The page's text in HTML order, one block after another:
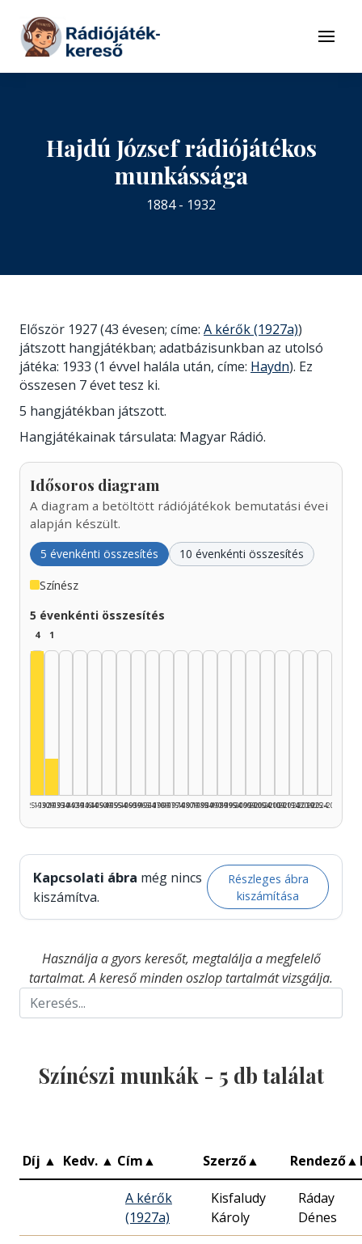
Tovább a tartalomhoz
Menü
Hajdú József rádiójátékos
munkássága
1884 - 1932
Először 1927 (43 évesen; címe: A kérők (1927a))
játszott hangjátékban; adatbázisunkban az utolsó
játéka: 1933 (1 évvel halála után, címe: Haydn). Ez
összesen 7 évet tesz ki.
5 hangjátékban játszott.
Hangjátékainak társulata: Magyar Rádió.
Idősoros diagram
A diagram a betöltött rádiójátékok bemutatási évei
alapján készült.
5 évenkénti összesítés 10 évenkénti összesítés
Színész
5 évenkénti összesítés
4
1925–1929
1
1930–1934
1935–1939
1940–1944
1945–1949
1950–1954
1955–1959
1960–1964
1965–1969
1970–1974
1975–1979
1980–1984
1985–1989
1990–1994
1995–1999
2000–2004
2005–2009
2010–2014
2015–2019
2020–2024
2025–2026
Kapcsolati ábra még nincs
kiszámítva.
Részleges ábra
kiszámítása
Használja a gyors keresőt, megtalálja a megfelelő
tartalmat. A kereső minden oszlop tartalmát vizsgálja.
Színészi munkák - 5 db találat
Díj ▲ Kedv. ▲ Cím▲ Szerző▲ Rendező▲
A kérők
(1927a)
Kisfaludy
Károly
Ráday
Dénes